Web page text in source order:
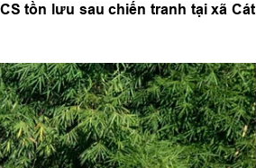
tồn lưu sau chiến tranh tại xã Cát